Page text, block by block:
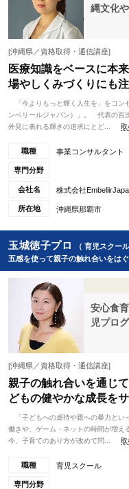
縄文化
[沖縄県／資格取得・通信講座]
医療知識をベースに本
場やしくみづくりにも
「今よりもっと輝く人生を」をコン
ンベリールジャパン）」。 代表の百
外見に表れる輝きの追求にとど...
取
職種 事業コンサルタント
専門分野
会社名 株式会社
所在地 沖縄県那覇市
玉城徳子プロ
（ 育児スクール
五感を使って親子の触れ合いをは
安心食
児プロ
[沖縄県／資格取得・通信講座]
親子の触れ合いを通じ
どもの健やかな成長を
「子どもへの虐待や親への暴力とい
働きや、ゲーム・ネットの時間が増え
今、子育てのあり方が改めて問...
取
職種 育児スクール
専門分野